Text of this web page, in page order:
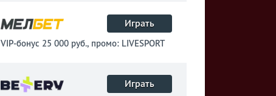
Играть
VIP-бонус 25 000 руб., промо: LIVESPORT
Играть